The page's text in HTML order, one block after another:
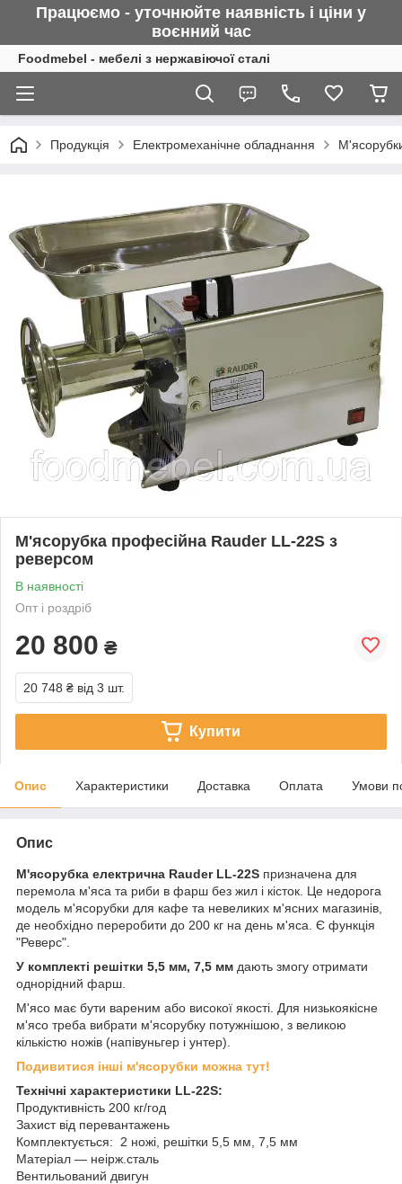
Працюємо - уточнюйте наявність і ціни у
воєнний час
Foodmebel - мебелі з нержавіючої сталі
Продукція Електромеханічне обладнання
М'ясорубка професійна Rauder LL-22S з
реверсом
В наявності
Опт і роздріб
20 800 ₴
20 748 ₴ від 3 шт.
Купити
Опис Характеристики Доставка Оплата Умови
Опис
М'ясорубка електрична Rauder LL-22S призначена для
перемола м'яса та риби в фарш без жил і кісток. Це недорога
модель м'ясорубки для кафе та невеликих м'ясних магазинів,
де необхідно переробити до 200 кг на день м'яса. Є функція
"Реверс".
У комплекті решітки 5,5 мм, 7,5 мм дають змогу отримати
однорідний фарш.
М'ясо має бути вареним або високої якості. Для низькоякісне
м'ясо треба вибрати м'ясорубку потужнішою, з великою
кількістю ножів (напівуньгер і унтер).
Подивитися інші м'ясорубки можна тут!
Технічні характеристики LL-22S:
Продуктивність 200 кг/год
Захист від перевантажень
Комплектується: 2 ножі, решітки 5,5 мм, 7,5 мм
Матеріал — неірж.сталь
Вентильований двигун